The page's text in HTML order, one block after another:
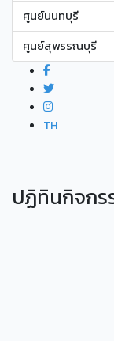
ศูนย์นนทบุรี
ศูนย์สุพรรณบุรี
TH
ปฏิทินกิจกร